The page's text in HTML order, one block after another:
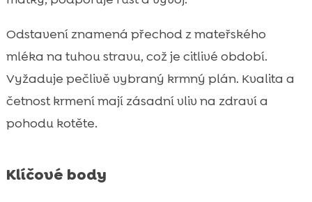
 Potřeby vody a hydratace
 Známky správné výživy
 Význam výměny krmiv
 Krmiva pro specifické potřeby
 Výhody hypoalergenního krmiva
zdraví koček
Odstavení znamená přechod z mateřského
mléka na tuhou stravu, což je citlivé období.
Vyžaduje pečlivě vybraný krmný plán. Kvalita a
četnost krmení mají zásadní vliv na zdraví a
pohodu kotěte.
Klíčové body